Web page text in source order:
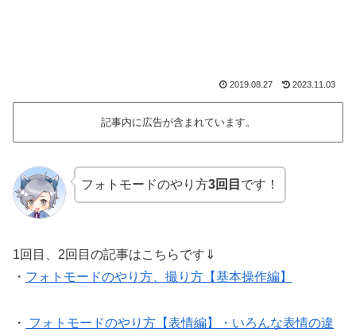
2019.08.27 2023.11.03
記事内に広告が含まれています。
フォトモードのやり方3回目 です！
1回目、2回目の記事はこちらです⇓
・ フォトモードのやり方、撮り方【基本操作編】
・
フォトモードのやり方【表情編】・いろんな表情の違